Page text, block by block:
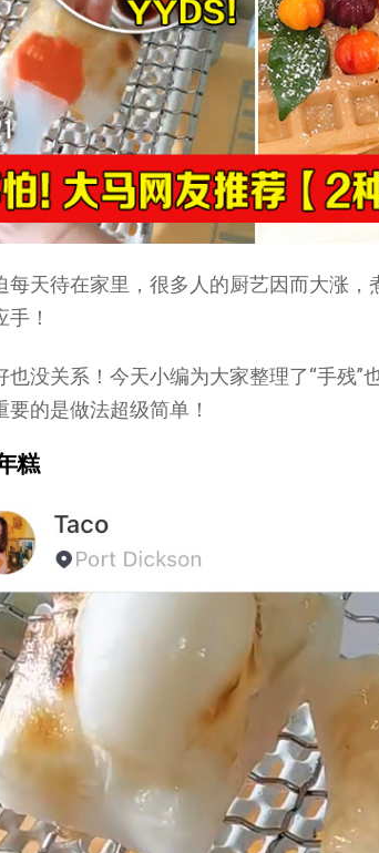
每天待在家里，很多人的厨艺因而大涨，
！
也没关系！今天小编为大家整理了“手残”
要的是做法超级简单！
糕